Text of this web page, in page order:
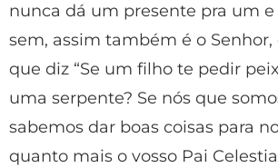
nunca dá um presente pra um
sem, assim também é o Senhor,
que diz “Se um filho te pedir
uma serpente? Se nós que
sabemos dar boas coisas para
quanto mais o vosso Pai